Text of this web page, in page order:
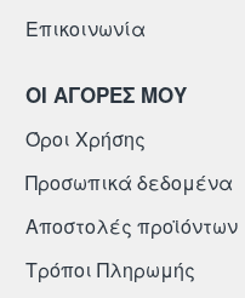
Επικοινωνία
ΟΙ ΑΓΟΡΕΣ ΜΟΥ
Όροι Χρήσης
Προσωπικά δεδομένα
Αποστολές προϊόντων
Τρόποι Πληρωμής